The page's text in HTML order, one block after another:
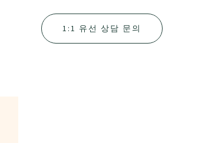
1:1 유선 상담 문의